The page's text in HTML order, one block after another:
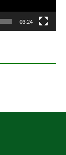
03:24